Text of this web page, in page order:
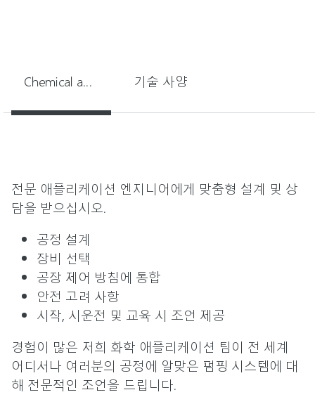
Chemical application knowledge you can trust 기술 사양
전문 애플리케이션 엔지니어에게 맞춤형 설계 및 상
담을 받으십시오.
공정 설계
장비 선택
공장 제어 방침에 통합
안전 고려 사항
시작, 시운전 및 교육 시 조언 제공
경험이 많은 저희 화학 애플리케이션 팀이 전 세계
어디서나 여러분의 공정에 알맞은 펌핑 시스템에 대
해 전문적인 조언을 드립니다.